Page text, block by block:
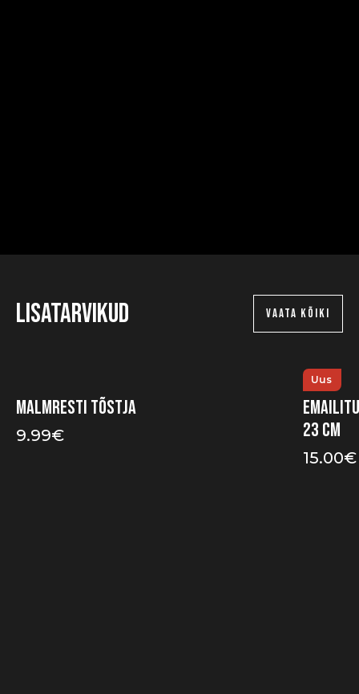
Lisatarvikud VAATA KÕIKI
Malmresti tõstja
9.99€
Uus
23 cm
15.00€